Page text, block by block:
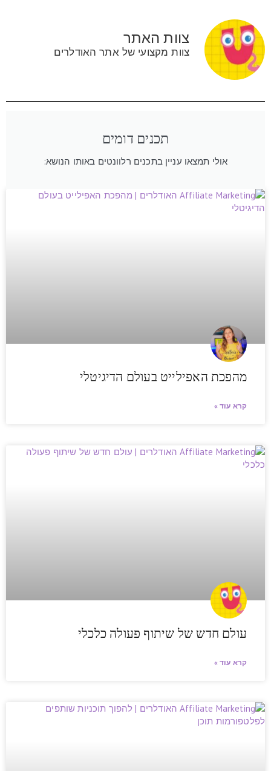
צוות האתר
צוות מקצועי של אתר האודלרים
תכנים דומים
אולי תמצאו עניין בתכנים רלוונטים באותו הנושא:
מהפכת האפילייט בעולם הדיגיטלי
קרא עוד »
עולם חדש של שיתוף פעולה כלכלי
קרא עוד »